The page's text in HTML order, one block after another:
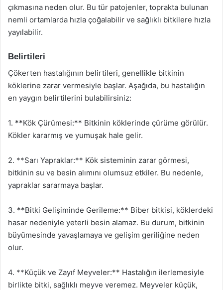
çıkmasına neden olur. Bu tür patojenler, toprakta bulunan
nemli ortamlarda hızla çoğalabilir ve sağlıklı bitkilere hızla
yayılabilir.
Belirtileri
Çökerten hastalığının belirtileri, genellikle bitkinin
köklerine zarar vermesiyle başlar. Aşağıda, bu hastalığın
en yaygın belirtilerini bulabilirsiniz:
1. **Kök Çürümesi:** Bitkinin köklerinde çürüme görülür.
Kökler kararmış ve yumuşak hale gelir.
2. **Sarı Yapraklar:** Kök sisteminin zarar görmesi,
bitkinin su ve besin alımını olumsuz etkiler. Bu nedenle,
yapraklar sararmaya başlar.
3. **Bitki Gelişiminde Gerileme:** Biber bitkisi, köklerdeki
hasar nedeniyle yeterli besin alamaz. Bu durum, bitkinin
büyümesinde yavaşlamaya ve gelişim geriliğine neden
olur.
4. **Küçük ve Zayıf Meyveler:** Hastalığın ilerlemesiyle
birlikte bitki, sağlıklı meyve veremez. Meyveler küçük,